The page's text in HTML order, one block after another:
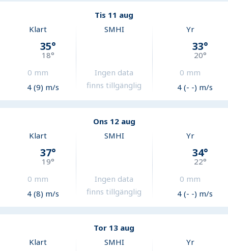
Tis 11 aug
Klart
35°
18°
0 mm
4 (9) m/s
SMHI
Ingen data
finns tillgänglig
Yr
33°
20°
0 mm
4 (- -) m/s
Ons 12 aug
Klart
37°
19°
0 mm
4 (8) m/s
SMHI
Ingen data
finns tillgänglig
Yr
34°
22°
0 mm
4 (- -) m/s
Tor 13 aug
Klart
SMHI Yr